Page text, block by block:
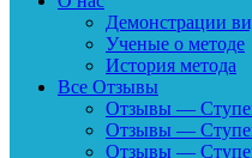
Демонстрации
Ученые о методе
История метода
Все Отзывы
Отзывы —
Отзывы —
Отзывы —